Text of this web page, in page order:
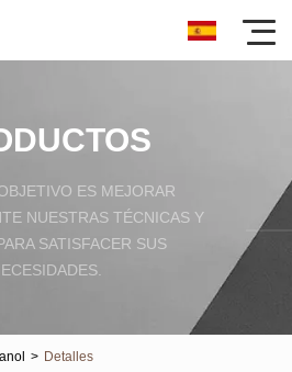
ES MEJORAR
NUESTRAS TÉCNICAS Y
SATISFACER SUS
> Detalles